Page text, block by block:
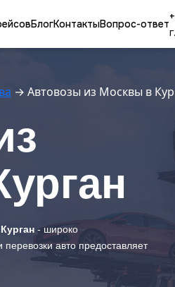
БлогКонтактыВопрос-ответ
→ Автовозы из Москвы в
- широко
авто предоставляет